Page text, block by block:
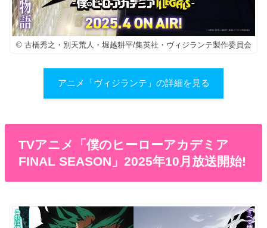
© 古橋秀之・別天荒人・堀越耕平/集英社・ヴィジランテ製作委員会
アニメ「ヴィジランテ」の詳細を見る
TVアニメ「僕のヒーローアカデミア
FINAL SEASON」2025年10月放送開始!